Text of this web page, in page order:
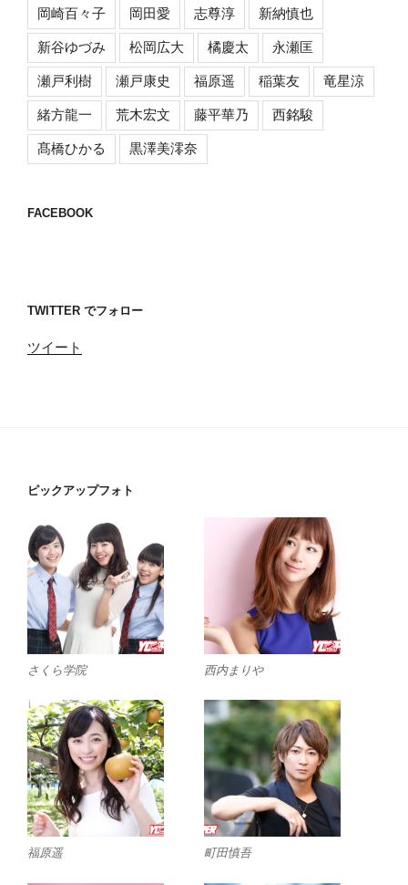
岡崎百々子 岡田愛 志尊淳 新納慎也
新谷ゆづみ 松岡広大 橘慶太 永瀬匡
瀬戸利樹 瀬戸康史 福原遥 稲葉友 竜星涼
緒方龍一 荒木宏文 藤平華乃 西銘駿
髙橋ひかる 黒澤美澪奈
FACEBOOK
TWITTER でフォロー
ツイート
ピックアップフォト
さくら学院 西内まりや
福原遥 町田慎吾